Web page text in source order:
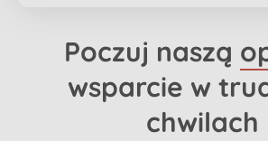
Poczuj naszą
wsparcie w
chwilach